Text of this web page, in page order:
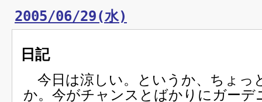
2005/06/29(水)
日記
今日は涼しい。というか、ちょっ
か。今がチャンスとばかりにガーデ